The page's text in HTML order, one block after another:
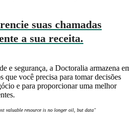
suas chamadas
a sua receita.
e segurança, a Doctoralia armazena
que você precisa para tomar decisões
e para proporcionar uma melhor
valuable resource is no longer oil, but data"